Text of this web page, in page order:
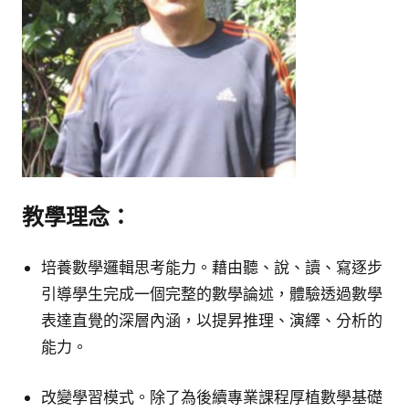
教學理念：
培養數學邏輯思考能力。藉由聽、說、讀、寫逐步
引導學生完成一個完整的數學論述，體驗透過數學
表達直覺的深層內涵，以提昇推理、演繹、分析的
能力。
改變學習模式。除了為後續專業課程厚植數學基礎